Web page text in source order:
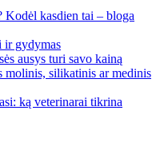
kasdien tai – bloga
ir gydymas
ausys turi savo kainą
molinis, silikatinis ar medinis
ką veterinarai tikrina